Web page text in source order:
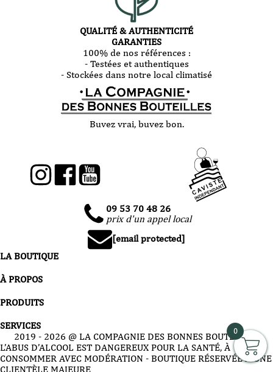
QUALITÉ & AUTHENTICITÉ
GARANTIES
100% de nos références :
- Testées et authentiques
- Stockées dans notre local climatisé
Buvez vrai, buvez bon.
09 53 70 48 26
prix d'un appel local
[email protected]
LA BOUTIQUE
À PROPOS
PRODUITS
SERVICES
2019 - 2026 @ LA COMPAGNIE DES BONNES BOUTEILLES
L’ABUS D’ALCOOL EST DANGEREUX POUR LA SANTÉ, À
CONSOMMER AVEC MODÉRATION - BOUTIQUE RÉSERVÉE À UNE
CLIENTÈLE MAJEURE
0